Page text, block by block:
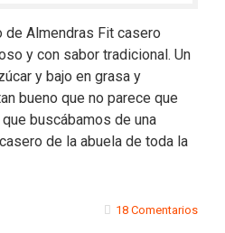
de Almendras Fit casero
y con sabor tradicional. Un
y bajo en grasa y
bueno que no parece que
buscábamos de una
de la abuela de toda la
18 Comentarios